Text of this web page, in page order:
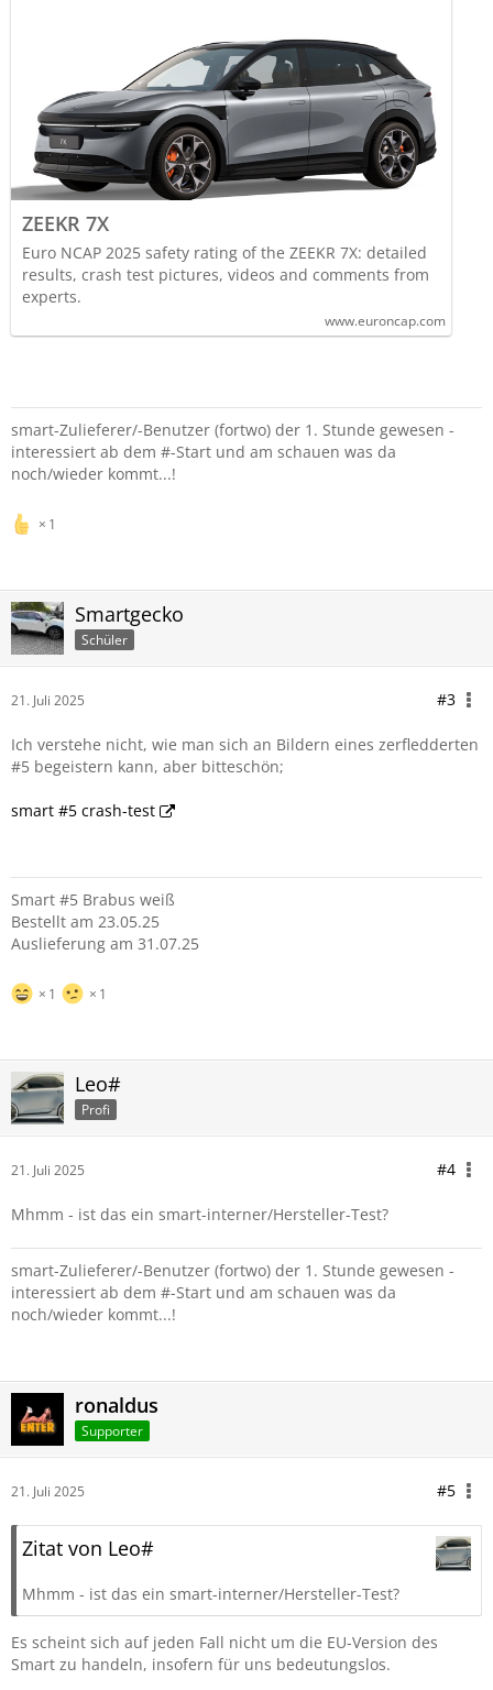
ZEEKR 7X
Euro NCAP 2025 safety rating of the ZEEKR 7X: detailed
results, crash test pictures, videos and comments from
experts.
www.euroncap.com
smart-Zulieferer/-Benutzer (fortwo) der 1. Stunde gewesen -
interessiert ab dem #-Start und am schauen was da
noch/wieder kommt...!
1
Smartgecko
Schüler
21. Juli 2025 #3
Ich verstehe nicht, wie man sich an Bildern eines zerfledderten
#5 begeistern kann, aber bitteschön;
smart #5 crash-test
Smart #5 Brabus weiß
Bestellt am 23.05.25
Auslieferung am 31.07.25
1 1
Leo#
Profi
21. Juli 2025 #4
Mhmm - ist das ein smart-interner/Hersteller-Test?
smart-Zulieferer/-Benutzer (fortwo) der 1. Stunde gewesen -
interessiert ab dem #-Start und am schauen was da
noch/wieder kommt...!
ronaldus
Supporter
21. Juli 2025 #5
Zitat von Leo#
Mhmm - ist das ein smart-interner/Hersteller-Test?
Es scheint sich auf jeden Fall nicht um die EU-Version des
Smart zu handeln, insofern für uns bedeutungslos.